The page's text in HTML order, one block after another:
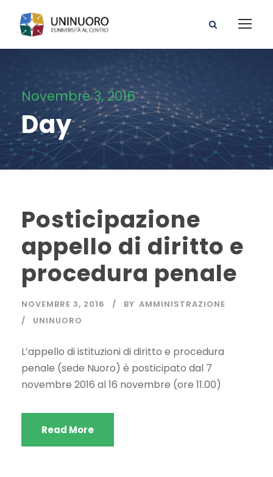
Novembre 3, 2016
Day
Posticipazione
appello di diritto e
procedura penale
NOVEMBRE 3, 2016 BY AMMINISTRAZIONE
UNINUORO
L’appello di istituzioni di diritto e procedura
penale (sede Nuoro) è posticipato dal 7
novembre 2016 al 16 novembre (ore 11.00)
Read More